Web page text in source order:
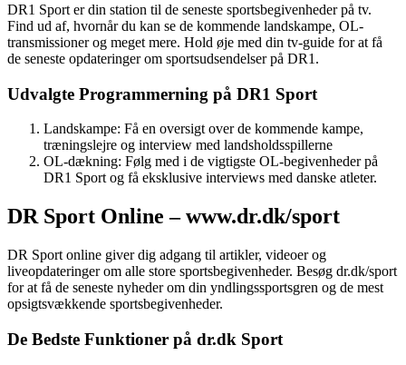
DR1 Sport er din station til de seneste sportsbegivenheder på tv.
Find ud af, hvornår du kan se de kommende landskampe, OL-
transmissioner og meget mere. Hold øje med din tv-guide for at få
de seneste opdateringer om sportsudsendelser på DR1.
Udvalgte Programmerning på DR1 Sport
Landskampe: Få en oversigt over de kommende kampe,
træningslejre og interview med landsholdsspillerne
OL-dækning: Følg med i de vigtigste OL-begivenheder på
DR1 Sport og få eksklusive interviews med danske atleter.
DR Sport Online – www.dr.dk/sport
DR Sport online giver dig adgang til artikler, videoer og
liveopdateringer om alle store sportsbegivenheder. Besøg dr.dk/sport
for at få de seneste nyheder om din yndlingssportsgren og de mest
opsigtsvækkende sportsbegivenheder.
De Bedste Funktioner på dr.dk Sport